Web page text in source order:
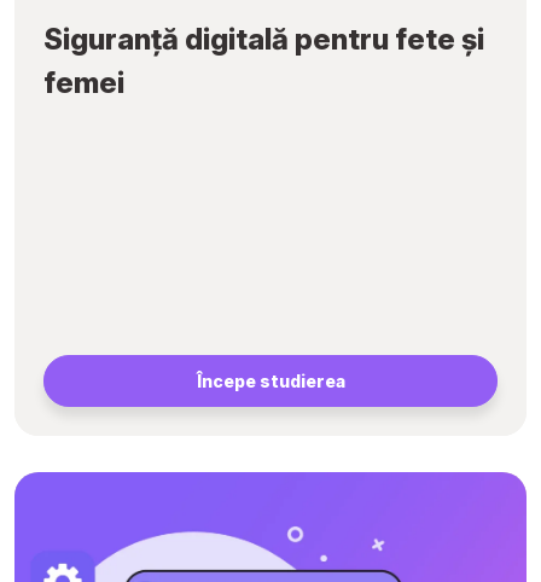
Siguranță digitală pentru fete și
femei
Începe studierea